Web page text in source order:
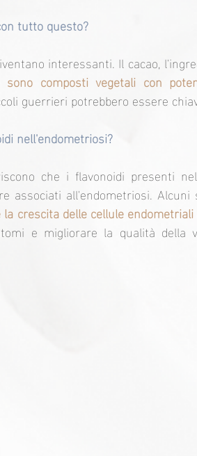
tutto questo?
interessanti. Il cacao,
sono composti vegetali con
guerrieri potrebbero essere
nell'endometriosi?
che i flavonoidi presenti
associati all'endometriosi.
crescita delle cellule
e migliorare la qualità della